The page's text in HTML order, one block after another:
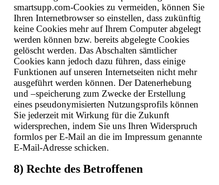
smartsupp.com-Cookies zu vermeiden, können Sie
Ihren Internetbrowser so einstellen, dass zukünftig
keine Cookies mehr auf Ihrem Computer abgelegt
werden können bzw. bereits abgelegte Cookies
gelöscht werden. Das Abschalten sämtlicher
Cookies kann jedoch dazu führen, dass einige
Funktionen auf unseren Internetseiten nicht mehr
ausgeführt werden können. Der Datenerhebung
und –speicherung zum Zwecke der Erstellung
eines pseudonymisierten Nutzungsprofils können
Sie jederzeit mit Wirkung für die Zukunft
widersprechen, indem Sie uns Ihren Widerspruch
formlos per E-Mail an die im Impressum genannte
E-Mail-Adresse schicken.
8) Rechte des Betroffenen